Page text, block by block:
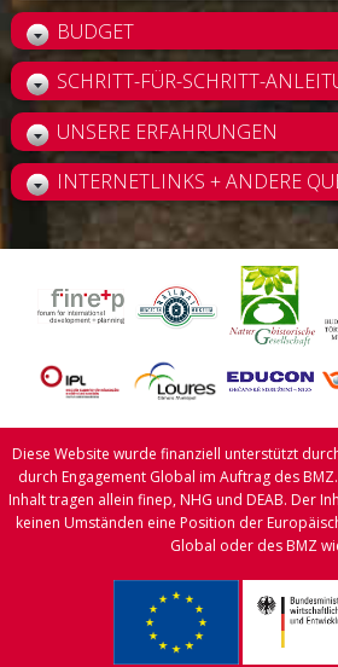
BUDGET
SCHRITT-FÜR-SCHRITT-
UNSERE ERFAHRUNGEN
INTERNETLINKS + ANDERE
Diese Website wurde finanziell unterstützt
durch Engagement Global im Auftrag des
Inhalt tragen allein finep, NHG und DEAB. Der
keinen Umständen eine Position der
Global oder des BMZ